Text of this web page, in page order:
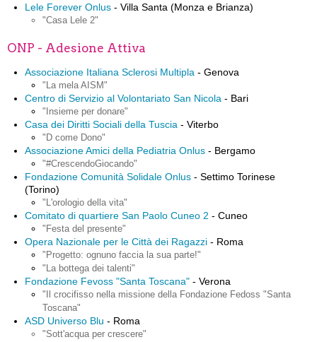
Lele Forever Onlus - Villa Santa (Monza e Brianza)
"Casa Lele 2"
ONP - Adesione Attiva
Associazione Italiana Sclerosi Multipla - Genova
"La mela AISM"
Centro di Servizio al Volontariato San Nicola - Bari
"Insieme per donare"
Casa dei Diritti Sociali della Tuscia - Viterbo
"D come Dono"
Associazione Amici della Pediatria Onlus - Bergamo
"#CrescendoGiocando"
Fondazione Comunità Solidale Onlus - Settimo Torinese
(Torino)
"L'orologio della vita"
Comitato di quartiere San Paolo Cuneo 2 - Cuneo
"Festa del presente"
Opera Nazionale per le Città dei Ragazzi - Roma
"Progetto: ognuno faccia la sua parte!"
"La bottega dei talenti"
Fondazione Fevoss "Santa Toscana" - Verona
"Il crocifisso nella missione della Fondazione Fedoss "Santa
Toscana"
ASD Universo Blu - Roma
"Sott'acqua per crescere"